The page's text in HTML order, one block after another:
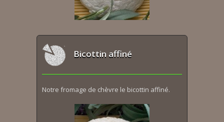
Bicottin affiné
Notre fromage de chèvre le bicottin affiné.